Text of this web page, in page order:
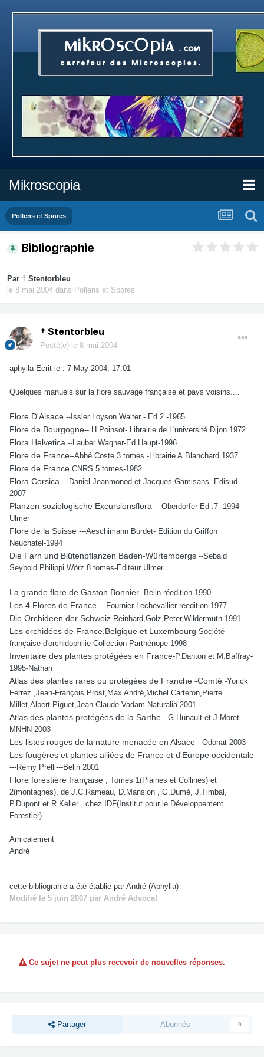
Mikroscopia
Pollens et Spores
Bibliographie
Par † Stentorbleu
le 8 mai 2004 dans Pollens et Spores
† Stentorbleu
Posté(e) le 8 mai 2004
aphylla Ecrit le : 7 May 2004, 17:01
Quelques manuels sur la flore sauvage française et pays voisins....
Flore D'Alsace --Issler Loyson Walter - Ed.2 -1965
Flore de Bourgogne-- H.Poinsot- Librairie de L'université Dijon 1972
Flora Helvetica --Lauber Wagner-Ed Haupt-1996
Flore de France--Abbé Coste 3 tomes -Librairie A.Blanchard 1937
Flore de France CNRS 5 tomes-1982
Flora Corsica ---Daniel Jeanmonod et Jacques Gamisans -Edisud
2007
Planzen-soziologische Excursionsflora ---Oberdorfer-Ed .7 -1994-
Ulmer
Flore de la Suisse ---Aeschimann Burdet- Edition du Griffon
Neuchatel-1994
Die Farn und Blütenpflanzen Baden-Würtembergs --Sebald
Seybold Philippi Wörz 8 tomes-Editeur Ulmer
La grande flore de Gaston Bonnier -Belin réedition 1990
Les 4 Flores de France ---Fournier-Lechevallier reedition 1977
Die Orchideen der Schweiz Reinhard,Gölz,Peter,Wildermuth-1991
Les orchidées de France,Belgique et Luxembourg Société
française d'orchidophilie-Collection Parthénope-1998
Inventaire des plantes protégées en France-P.Danton et M.Baffray-
1995-Nathan
Atlas des plantes rares ou protégées de Franche -Comté -Yorick
Ferrez ,Jean-François Prost,Max André,Michel Carteron,Pierre
Millet,Albert Piguet,Jean-Claude Vadam-Naturalia 2001
Atlas des plantes protégées de la Sarthe---G.Hunault et J.Moret-
MNHN 2003
Les listes rouges de la nature menacée en Alsace---Odonat-2003
Les fougères et plantes alliées de France et d'Europe occidentale
---Rémy Prelli---Belin 2001
Flore forestière française , Tomes 1(Plaines et Collines) et
2(montagnes), de J.C.Rameau, D.Mansion , G.Dumé, J.Timbal,
P.Dupont et R.Keller , chez IDF(Institut pour le Développement
Forestier).
Amicalement
André
cette bibliograhie a été établie par André (Aphylla)
Modifié le 5 juin 2007 par André Advocat
Ce sujet ne peut plus recevoir de nouvelles réponses.
Partager Abonnés 0